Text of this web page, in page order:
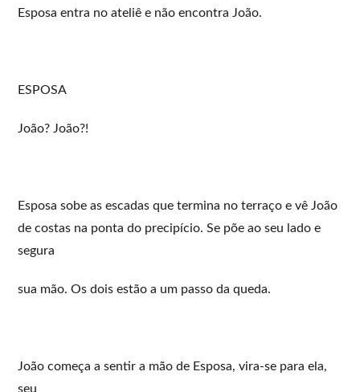
Esposa entra no ateliê e não encontra João.
ESPOSA
João? João?!
Esposa sobe as escadas que termina no terraço e vê João
de costas na ponta do precipício. Se põe ao seu lado e
segura
sua mão. Os dois estão a um passo da queda.
João começa a sentir a mão de Esposa, vira-se para ela,
seu